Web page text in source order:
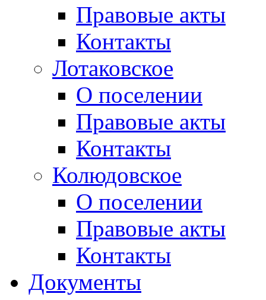
Правовые акты
Контакты
Лотаковское
О поселении
Правовые акты
Контакты
Колюдовское
О поселении
Правовые акты
Контакты
Документы